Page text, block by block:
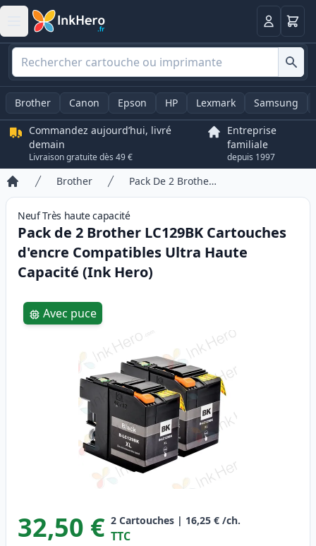
Panier
Brother Canon Epson HP Lexmark Samsung
Commandez aujourd’hui, livré
demain
Livraison gratuite dès 49 €
Entreprise
familiale
depuis 1997
Accueil
Brother Pack De 2 Brother LC129BK Cartouches d'encre Compatibles Ultra Haute Capacité (Ink Hero)
NeufTrès hautecapacité
Pack de 2 Brother LC129BK Cartouches
d'encre Compatibles Ultra Haute
Capacité (Ink Hero)
Product information
Avec puce
32,50 € 2 Cartouches | 16,25 € /ch.
TTC